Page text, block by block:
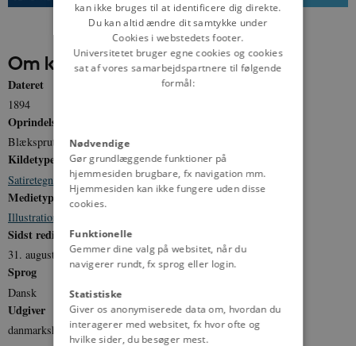
Om kilden
Dateret
1894
Oprindelse
Blæksprutten, 1894. Ernst Bojesens forlag
Kildetype
Satiretegning
Medietype
Illustration
Sidst redigeret
31. august 2015
Sprog
Dansk
Udgiver
danmarkshistorien.dk
kan ikke bruges til at identificere dig direkte.
Du kan altid ændre dit samtykke under
Cookies i webstedets footer.
Universitetet bruger egne cookies og cookies
sat af vores samarbejdspartnere til følgende
formål:
Nødvendige
Gør grundlæggende funktioner på
hjemmesiden brugbare, fx navigation mm.
Hjemmesiden kan ikke fungere uden disse
cookies.
Funktionelle
Gemmer dine valg på websitet, når du
navigerer rundt, fx sprog eller login.
Statistiske
Giver os anonymiserede data om, hvordan du
interagerer med websitet, fx hvor ofte og
hvilke sider, du besøger mest.